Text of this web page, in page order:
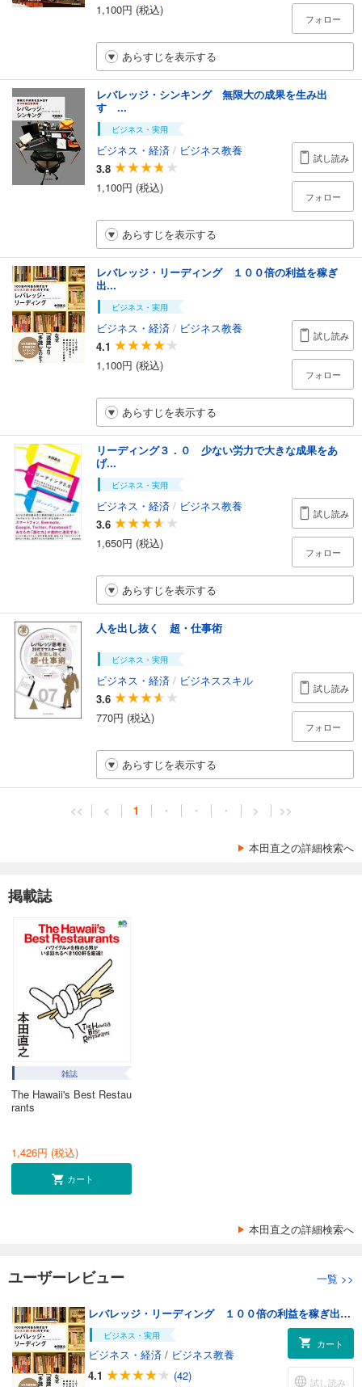
1,100円 (税込)
フォロー
あらすじを表示する
レバレッジ・シンキング 無限大の成果を生み出
す ...
ビジネス・実用
ビジネス・経済 / ビジネス教養
3.8
1,100円 (税込)
試し読み
フォロー
あらすじを表示する
レバレッジ・リーディング １００倍の利益を稼ぎ
出...
ビジネス・実用
ビジネス・経済 / ビジネス教養
4.1
1,100円 (税込)
試し読み
フォロー
あらすじを表示する
リーディング３．０ 少ない労力で大きな成果をあ
げ...
ビジネス・実用
ビジネス・経済 / ビジネス教養
3.6
1,650円 (税込)
試し読み
フォロー
あらすじを表示する
人を出し抜く 超・仕事術
ビジネス・実用
ビジネス・経済 / ビジネススキル
3.6
770円 (税込)
試し読み
フォロー
あらすじを表示する
<< < 1 ・ ・ ・ > >>
本田直之の詳細検索へ
掲載誌
雑誌
The Hawaii's Best Restau
rants
1,426円 (税込)
カート
本田直之の詳細検索へ
ユーザーレビュー 一覧 >>
レバレッジ・リーディング １００倍の利益を稼ぎ出すビジネス書「多読」のすすめ
ビジネス・実用
ビジネス・経済 / ビジネス教養
4.1
(42)
カート
試し読み